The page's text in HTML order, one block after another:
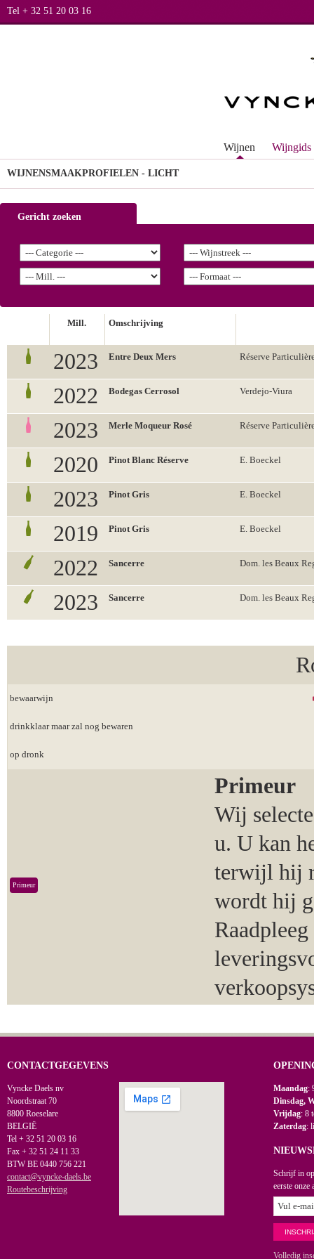
Tel + 32 51 20 03 16
Wijnen Wijngids
WIJNENSMAAKPROFIELEN - LICHT
Gericht zoeken
Mill. Omschrijving
2023 Entre Deux Mers Réserve
2022 Bodegas Cerrosol Verdejo-Viura
2023 Merle Moqueur Rosé Réserve
2020 Pinot Blanc Réserve E. Boeckel
2023 Pinot Gris E. Boeckel
2019 Pinot Gris E. Boeckel
2022 Sancerre Dom. les Beaux
2023 Sancerre Dom. les Beaux
bewaarwijn
drinkklaar maar zal nog bewaren
op dronk
Primeur
Primeur
Wij
u. U kan
terwijl hij
wordt hij
CONTACTGEGEVENS
Vyncke Daels nv
Noordstraat 70
8800 Roeselare
BELGIË
Tel + 32 51 20 03 16
Fax + 32 51 24 11 33
BTW BE 0440 756 221
contact@vyncke-daels.be
Routebeschrijving
Maandag:
Dinsdag,
Vrijdag: 8
Zaterdag:
Schrijf in
eerste onze
Volledig